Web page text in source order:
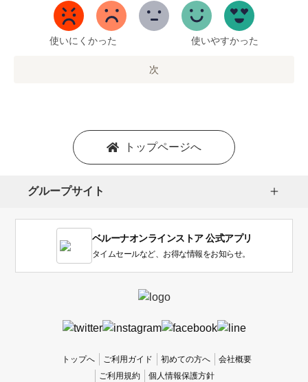
い
使いにくかった 使いやすかった
次
トップページへ
グループサイト
ベルーナオンラインストア 公式アプリ
タイムセールなど、お得な情報をお知らせ。
トップへ ご利用ガイド 初めての方へ
会社概要
ご利用規約
個人情報保護方針